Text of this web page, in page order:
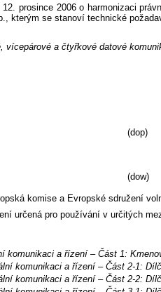
prosince 2006 o harmonizaci
kterým se stanoví technické
vícepárové a čtyřkové datové
(dop)
(dow)
komise a Evropské sdružení
určená pro používání v určitých
komunikaci a řízení – Část 1:
komunikaci a řízení – Část 2-1:
komunikaci a řízení – Část 2-2: